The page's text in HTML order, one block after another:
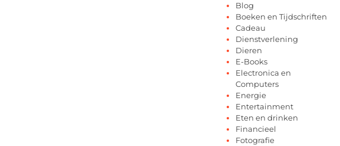
Blog
Boeken en Tijdschriften
Cadeau
Dienstverlening
Dieren
E-Books
Electronica en
Computers
Energie
Entertainment
Eten en drinken
Financieel
Fotografie